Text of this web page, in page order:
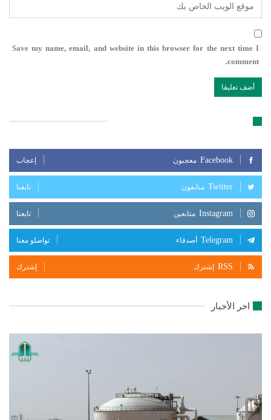
Save my name, email, and website in this browser for the next time I
comment.
Facebook معجبون إعجاب
Twitter متابعون تابعنا
Instagram متابعين تابعنا
Telegram أصدقاء تواصلو معنا
RSS إشترك إشترك
اخر الأخبار